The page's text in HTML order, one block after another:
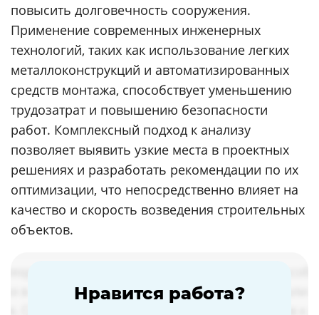
повысить долговечность сооружения.
Применение современных инженерных
технологий, таких как использование легких
металлоконструкций и автоматизированных
средств монтажа, способствует уменьшению
трудозатрат и повышению безопасности
работ. Комплексный подход к анализу
позволяет выявить узкие места в проектных
решениях и разработать рекомендации по их
оптимизации, что непосредственно влияет на
качество и скорость возведения строительных
объектов.
Нравится работа?